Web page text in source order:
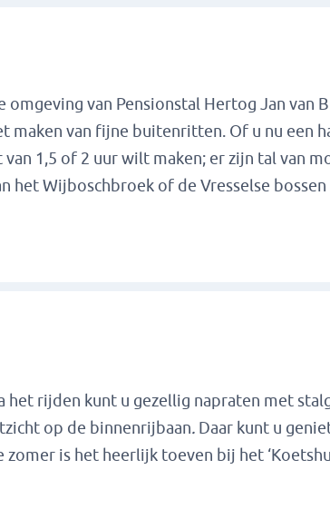
omgeving van Pensionstal Hertog Jan
maken van fijne buitenritten. Of u nu een
van 1,5 of 2 uur wilt maken; er zijn tal van
het Wijboschbroek of de Vresselse bossen
het rijden kunt u gezellig napraten met
op de binnenrijbaan. Daar kunt u
zomer is het heerlijk toeven bij het